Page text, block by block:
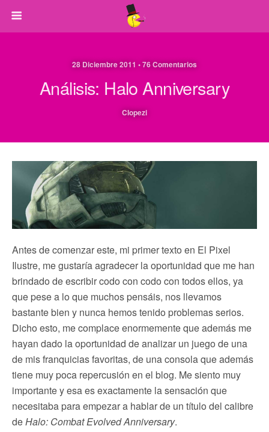
28 Diciembre 2011 • 76 Comentarios
Análisis: Halo Anniversary
CIopezi
Antes de comenzar este, mi primer texto en El Pixel
Ilustre, me gustaría agradecer la oportunidad que me han
brindado de escribir codo con codo con todos ellos, ya
que pese a lo que muchos pensáis, nos llevamos
bastante bien y nunca hemos tenido problemas serios.
Dicho esto, me complace enormemente que además me
hayan dado la oportunidad de analizar un juego de una
de mis franquicias favoritas, de una consola que además
tiene muy poca repercusión en el blog. Me siento muy
importante y esa es exactamente la sensación que
necesitaba para empezar a hablar de un título del calibre
deHalo: Combat Evolved Anniversary.